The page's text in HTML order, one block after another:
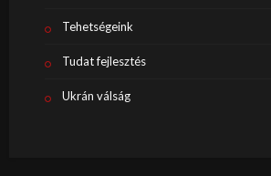
Tehetségeink
Tudat fejlesztés
Ukrán válság